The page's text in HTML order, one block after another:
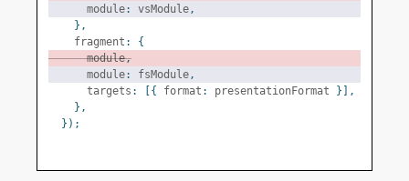
      module
: vsModule ,
},
    fragment
:
{
      module
,
      module
: fsModule ,
      targets
: [{ format : presentationFormat }],
},
});